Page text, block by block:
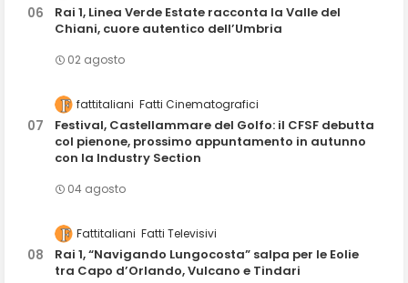
Rai 1, Linea Verde Estate racconta la Valle del
Chiani, cuore autentico dell’Umbria
02 agosto
fattitaliani Fatti Cinematografici
Festival, Castellammare del Golfo: il CFSF debutta
col pienone, prossimo appuntamento in autunno
con la Industry Section
04 agosto
Fattitaliani Fatti Televisivi
Rai 1, “Navigando Lungocosta” salpa per le Eolie
tra Capo d’Orlando, Vulcano e Tindari